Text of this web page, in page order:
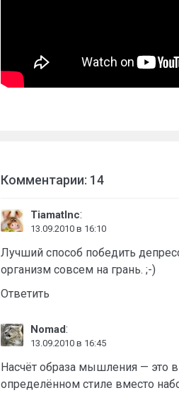
Комментарии: 14
TiamatInc:
13.09.2010 в 16:10
Лучший способ победить
организм совсем на грань. ;-)
Ответить
Nomad:
13.09.2010 в 16:45
Насчёт образа мышления — это
определённом стиле вместо